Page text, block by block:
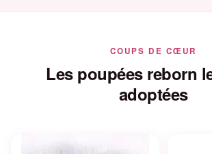
COUPS DE CŒUR
Les poupées reborn
adoptées